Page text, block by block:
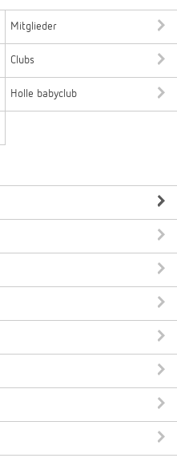
Mitglieder
Clubs
Holle babyclub